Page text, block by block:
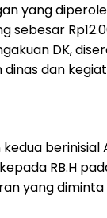
yang
DK,
dan
RB.H
yang